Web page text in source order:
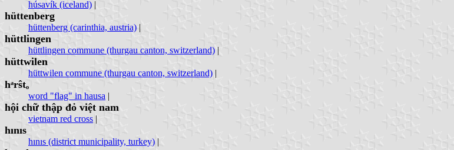
húsavík (iceland) |
hüttenberg
hüttenberg (carinthia, austria) |
hüttlingen
hüttlingen commune (thurgau canton, switzerland) |
hüttwilen
hüttwilen commune (thurgau canton, switzerland) |
hᵃrŝtₒ
word "flag" in hausa |
hội chữ thập đỏ việt nam
vietnam red cross |
hınıs
hınıs (district municipality, turkey) |